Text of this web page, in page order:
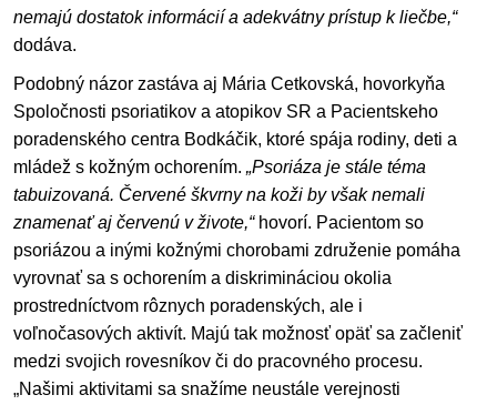
nemajú dostatok informácií a adekvátny prístup k liečbe,“
dodáva.
Podobný názor zastáva aj Mária Cetkovská, hovorkyňa
Spoločnosti psoriatikov a atopikov SR a Pacientskeho
poradenského centra Bodkáčik, ktoré spája rodiny, deti a
mládež s kožným ochorením. „Psoriáza je stále téma
tabuizovaná. Červené škvrny na koži by však nemali
znamenať aj červenú v živote,“hovorí. Pacientom so
psoriázou a inými kožnými chorobami združenie pomáha
vyrovnať sa s ochorením a diskrimináciou okolia
prostredníctvom rôznych poradenských, ale i
voľnočasových aktivít. Majú tak možnosť opäť sa začleniť
medzi svojich rovesníkov či do pracovného procesu.
„Našimi aktivitami sa snažíme neustále verejnosti